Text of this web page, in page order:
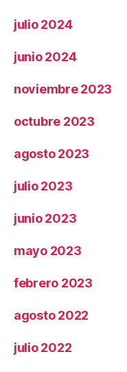
julio 2024
junio 2024
noviembre 2023
octubre 2023
agosto 2023
julio 2023
junio 2023
mayo 2023
febrero 2023
agosto 2022
julio 2022